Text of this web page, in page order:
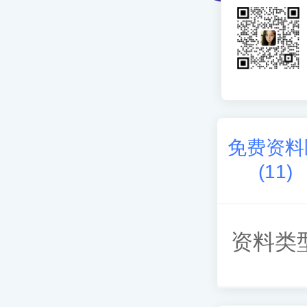
免费资
(11)
资料类